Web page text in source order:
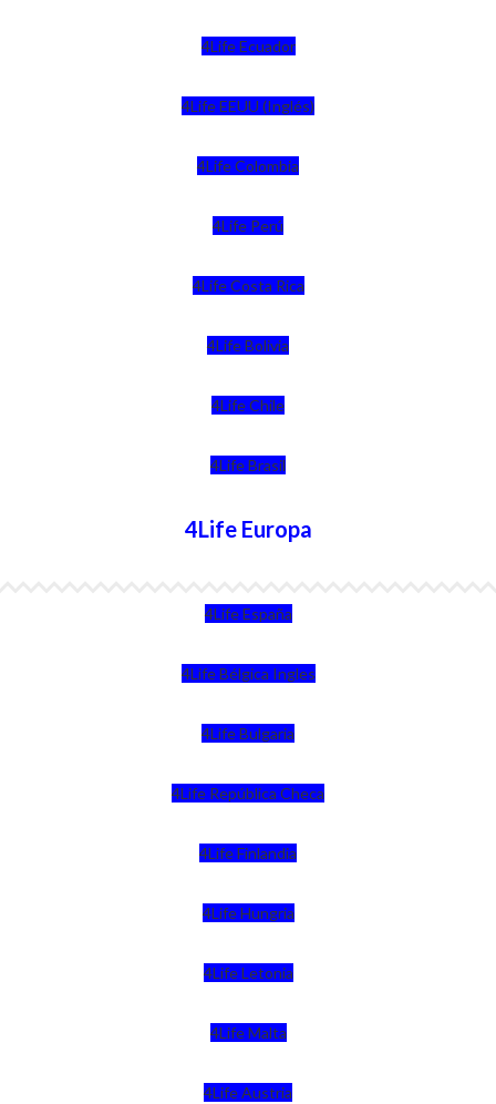
4Life Ecuador
4Life EEUU (Inglés)
4Life Colombia
4Life Perú
4Life Costa Rica
4Life Bolivia
4Life Chile
4Life Brasil
4Life Europa
4Life España
4Life Bélgica Ingles
4Life Bulgaria
4Life República Checa
4Life Finlandia
4Life Hungria
4Life Letonia
4Life Malta
4Life Austria